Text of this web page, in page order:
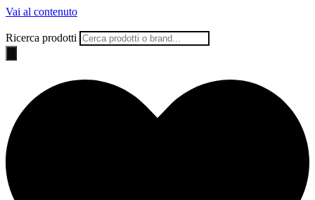
Vai al contenuto
Ricerca prodotti